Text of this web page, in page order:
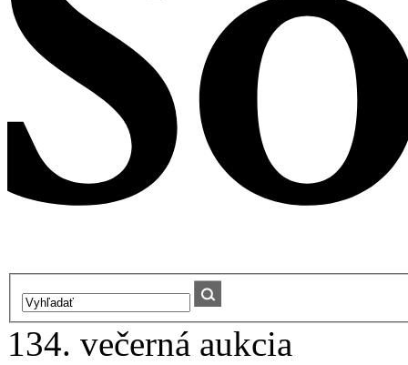
134. večerná aukcia